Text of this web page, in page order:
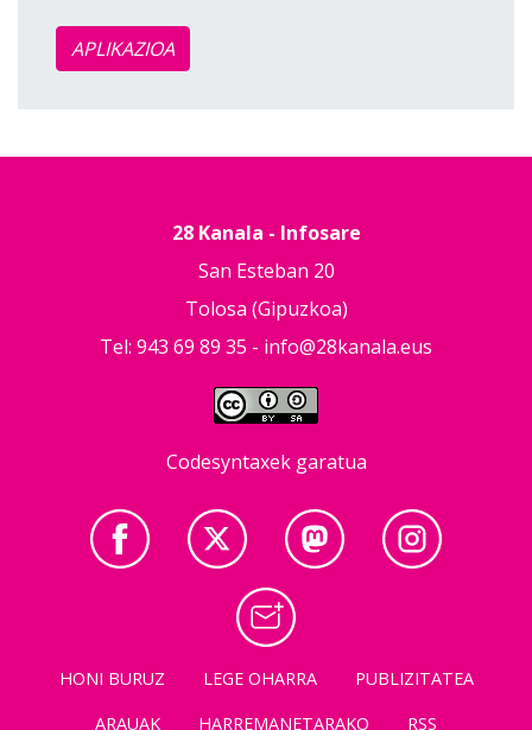
APLIKAZIOA
28 Kanala - Infosare
San Esteban 20
Tolosa (Gipuzkoa)
Tel: 943 69 89 35 - info@28kanala.eus
Codesyntaxek garatua
HONI BURUZ LEGE OHARRA
PUBLIZITATEA
ARAUAK
HARREMANETARAKO RSS